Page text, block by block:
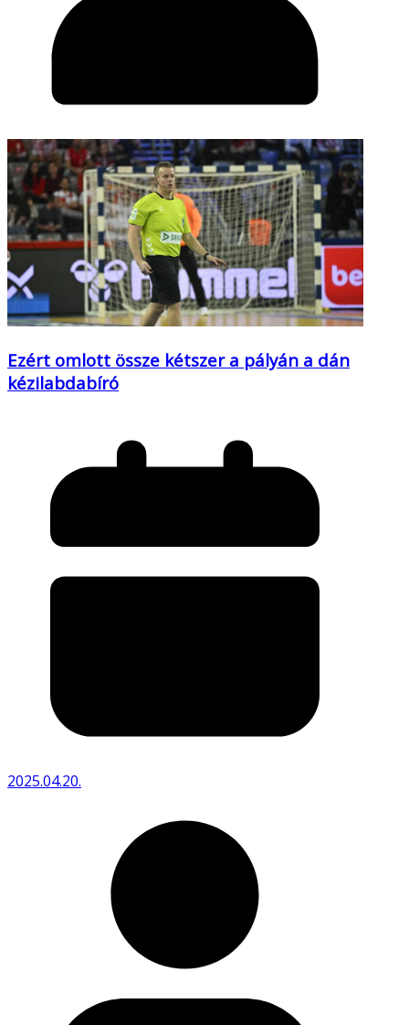
Ezért omlott össze kétszer a pályán a dán
kézilabdabíró
2025.04.20.